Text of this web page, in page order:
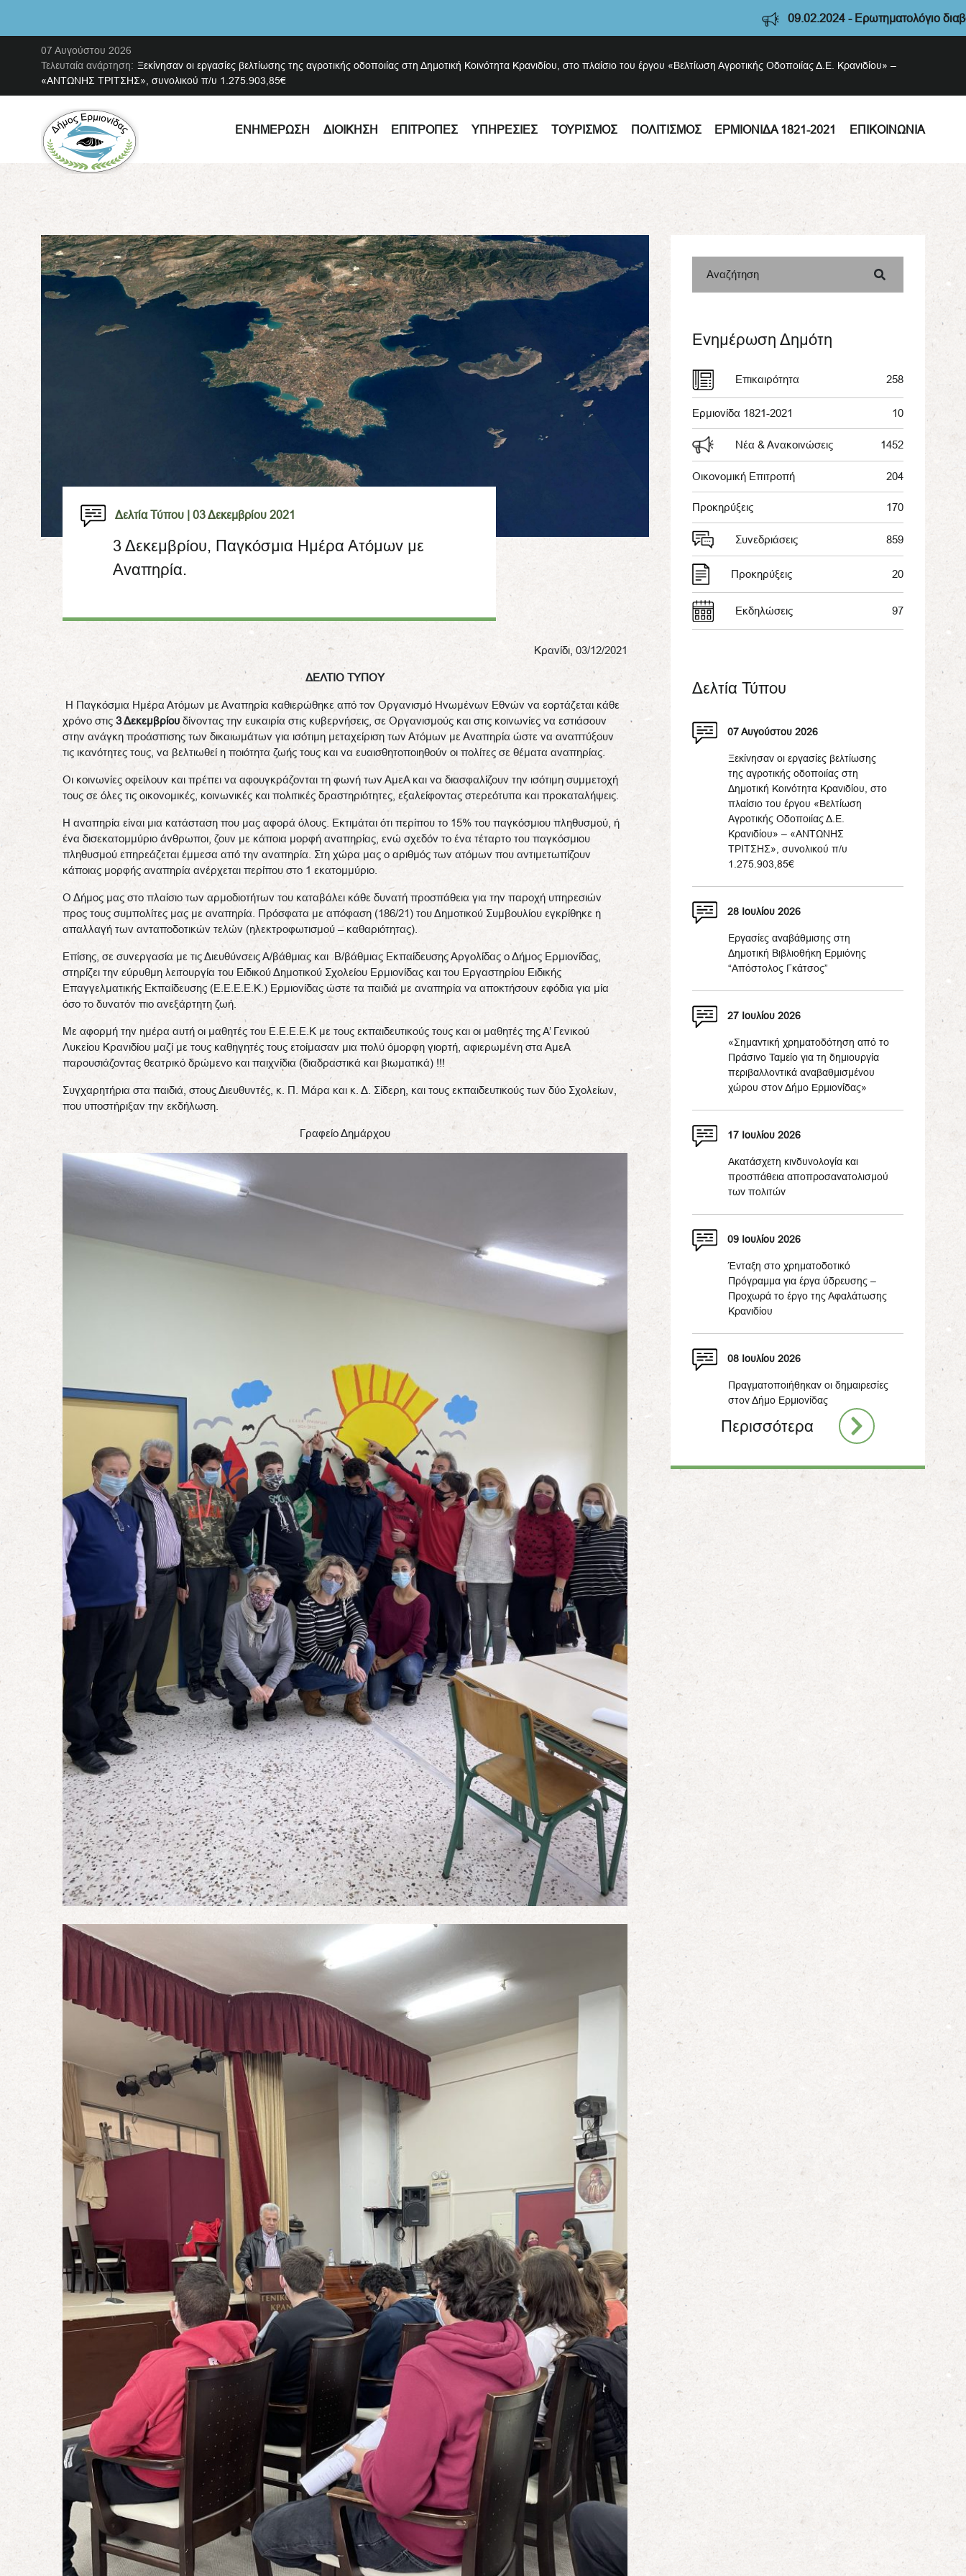
09.02.2024 - Ερωτηματολόγιο διαβούλευσης Στρατηγικής
07 Αυγούστου 2026
Τελευταία ανάρτηση: Ξεκίνησαν οι εργασίες βελτίωσης της αγροτικής οδοποιίας στη Δημοτική Κοινότητα Κρανιδίου, στο πλαίσιο του έργου «Βελτίωση Αγροτικής Οδοποιίας Δ.Ε. Κρανιδίου» –
«ΑΝΤΩΝΗΣ ΤΡΙΤΣΗΣ», συνολικού π/υ 1.275.903,85€
ΕΝΗΜΈΡΩΣΗ ΔΙΟΊΚΗΣΗ ΕΠΙΤΡΟΠΈΣ ΥΠΗΡΕΣΊΕΣ ΤΟΥΡΙΣΜΌΣ ΠΟΛΙΤΙΣΜΌΣ ΕΡΜΙΟΝΊΔΑ 1821-2021 ΕΠΙΚΟΙΝΩΝΊΑ
Δελτία Τύπου | 03 Δεκεμβρίου 2021
3 Δεκεμβρίου, Παγκόσμια Ημέρα Ατόμων με
Αναπηρία.
Κρανίδι, 03/12/2021
ΔΕΛΤΙΟ ΤΥΠΟΥ
Η Παγκόσμια Ημέρα Ατόμων με Αναπηρία καθιερώθηκε από τον Οργανισμό Ηνωμένων Εθνών να εορτάζεται κάθε
χρόνο στις 3 Δεκεμβρίου δίνοντας την ευκαιρία στις κυβερνήσεις, σε Οργανισμούς και στις κοινωνίες να εστιάσουν
στην ανάγκη προάσπισης των δικαιωμάτων για ισότιμη μεταχείριση των Ατόμων με Αναπηρία ώστε να αναπτύξουν
τις ικανότητες τους, να βελτιωθεί η ποιότητα ζωής τους και να ευαισθητοποιηθούν οι πολίτες σε θέματα αναπηρίας.
Οι κοινωνίες οφείλουν και πρέπει να αφουγκράζονται τη φωνή των ΑμεΑ και να διασφαλίζουν την ισότιμη συμμετοχή
τους σε όλες τις οικονομικές, κοινωνικές και πολιτικές δραστηριότητες, εξαλείφοντας στερεότυπα και προκαταλήψεις.
Η αναπηρία είναι μια κατάσταση που μας αφορά όλους. Εκτιμάται ότι περίπου το 15% του παγκόσμιου πληθυσμού, ή
ένα δισεκατομμύριο άνθρωποι, ζουν με κάποια μορφή αναπηρίας, ενώ σχεδόν το ένα τέταρτο του παγκόσμιου
πληθυσμού επηρεάζεται έμμεσα από την αναπηρία. Στη χώρα μας ο αριθμός των ατόμων που αντιμετωπίζουν
κάποιας μορφής αναπηρία ανέρχεται περίπου στο 1 εκατομμύριο.
Ο Δήμος μας στο πλαίσιο των αρμοδιοτήτων του καταβάλει κάθε δυνατή προσπάθεια για την παροχή υπηρεσιών
προς τους συμπολίτες μας με αναπηρία. Πρόσφατα με απόφαση (186/21) του Δημοτικού Συμβουλίου εγκρίθηκε η
απαλλαγή των ανταποδοτικών τελών (ηλεκτροφωτισμού – καθαριότητας).
Επίσης, σε συνεργασία με τις Διευθύνσεις Α/βάθμιας και Β/βάθμιας Εκπαίδευσης Αργολίδας ο Δήμος Ερμιονίδας,
στηρίζει την εύρυθμη λειτουργία του Ειδικού Δημοτικού Σχολείου Ερμιονίδας και του Εργαστηρίου Ειδικής
Επαγγελματικής Εκπαίδευσης (Ε.Ε.Ε.Ε.Κ.) Ερμιονίδας ώστε τα παιδιά με αναπηρία να αποκτήσουν εφόδια για μία
όσο το δυνατόν πιο ανεξάρτητη ζωή.
Με αφορμή την ημέρα αυτή οι μαθητές του Ε.Ε.Ε.Ε.Κ με τους εκπαιδευτικούς τους και οι μαθητές της Α’ Γενικού
Λυκείου Κρανιδίου μαζί με τους καθηγητές τους ετοίμασαν μια πολύ όμορφη γιορτή, αφιερωμένη στα ΑμεΑ
παρουσιάζοντας θεατρικό δρώμενο και παιχνίδια (διαδραστικά και βιωματικά) !!!
Συγχαρητήρια στα παιδιά, στους Διευθυντές, κ. Π. Μάρα και κ. Δ. Σίδερη, και τους εκπαιδευτικούς των δύο Σχολείων,
που υποστήριξαν την εκδήλωση.
Γραφείο Δημάρχου
Αναζήτηση
Ενημέρωση Δημότη
Επικαιρότητα 258
Ερμιονίδα 1821-2021 10
Νέα & Ανακοινώσεις 1452
Οικονομική Επιτροπή 204
Προκηρύξεις 170
Συνεδριάσεις 859
Προκηρύξεις 20
Εκδηλώσεις 97
Δελτία Τύπου
07 Αυγούστου 2026
Ξεκίνησαν οι εργασίες βελτίωσης
της αγροτικής οδοποιίας στη
Δημοτική Κοινότητα Κρανιδίου, στο
πλαίσιο του έργου «Βελτίωση
Αγροτικής Οδοποιίας Δ.Ε.
Κρανιδίου» – «ΑΝΤΩΝΗΣ
ΤΡΙΤΣΗΣ», συνολικού π/υ
1.275.903,85€
28 Ιουλίου 2026
Εργασίες αναβάθμισης στη
Δημοτική Βιβλιοθήκη Ερμιόνης
“Απόστολος Γκάτσος”
27 Ιουλίου 2026
«Σημαντική χρηματοδότηση από το
Πράσινο Ταμείο για τη δημιουργία
περιβαλλοντικά αναβαθμισμένου
χώρου στον Δήμο Ερμιονίδας»
17 Ιουλίου 2026
Ακατάσχετη κινδυνολογία και
προσπάθεια αποπροσανατολισμού
των πολιτών
09 Ιουλίου 2026
Ένταξη στο χρηματοδοτικό
Πρόγραμμα για έργα ύδρευσης –
Προχωρά το έργο της Αφαλάτωσης
Κρανιδίου
08 Ιουλίου 2026
Πραγματοποιήθηκαν οι δημαιρεσίες
στον Δήμο Ερμιονίδας
Περισσότερα